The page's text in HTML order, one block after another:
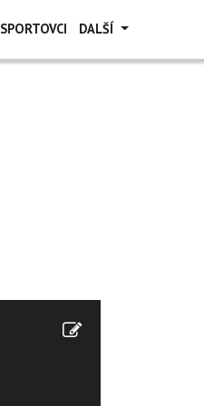
SPORTOVCI DALŠÍ